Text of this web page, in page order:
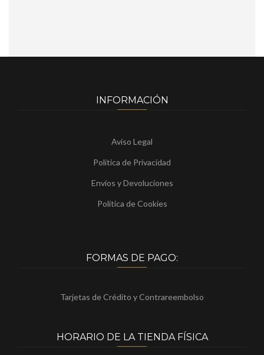
INFORMACIÓN
Aviso Legal
Política de Privacidad
Envíos y Devoluciones
Política de Cookies
FORMAS DE PAGO:
Tarjetas de Crédito y Contrareembolso
HORARIO DE LA TIENDA FÍSICA